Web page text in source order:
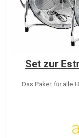
Set zur
Das Paket für alle